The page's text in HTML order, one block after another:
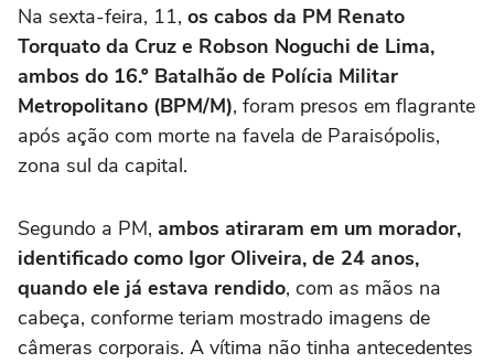
Na sexta-feira, 11, os cabos da PM Renato
Torquato da Cruz e Robson Noguchi de Lima,
ambos do 16.º Batalhão de Polícia Militar
Metropolitano (BPM/M), foram presos em flagrante
após ação com morte na favela de Paraisópolis,
zona sul da capital.
Segundo a PM, ambos atiraram em um morador,
identificado como Igor Oliveira, de 24 anos,
quando ele já estava rendido, com as mãos na
cabeça, conforme teriam mostrado imagens de
câmeras corporais. A vítima não tinha antecedentes